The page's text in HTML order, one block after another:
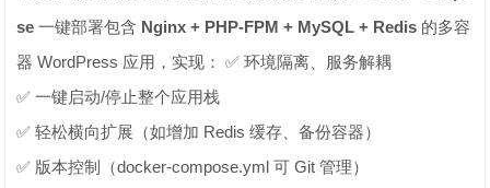
se 一键部署包含 Nginx + PHP-FPM + MySQL + Redis 的多容
器 WordPress 应用，实现： ✅ 环境隔离、服务解耦
✅ 一键启动/停止整个应用栈
✅ 轻松横向扩展（如增加 Redis 缓存、备份容器）
✅ 版本控制（docker-compose.yml 可 Git 管理）